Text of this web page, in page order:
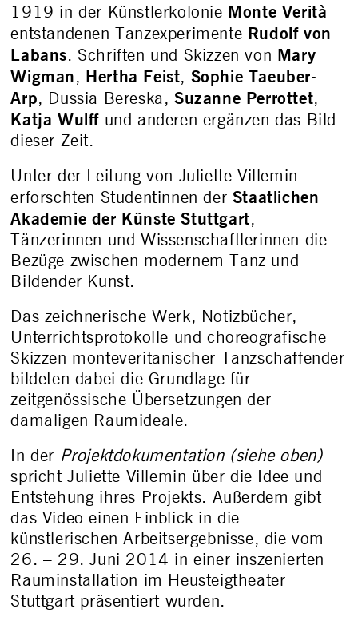
1919 in der Künstlerkolonie Monte Verità
entstandenen Tanzexperimente Rudolf von
Labans. Schriften und Skizzen von Mary
Wigman, Hertha Feist, Sophie Taeuber-
Arp, Dussia Bereska,Suzanne Perrottet,
Katja Wulff und anderen ergänzen das Bild
dieser Zeit.
Unter der Leitung von Juliette Villemin
erforschten Studentinnen der Staatlichen
Akademie der Künste Stuttgart,
Tänzerinnen und Wissenschaftlerinnen die
Bezüge zwischen modernem Tanz und
Bildender Kunst.
Das zeichnerische Werk, Notizbücher,
Unterrichtsprotokolle und choreografische
Skizzen monteveritanischer Tanzschaffender
bildeten dabei die Grundlage für
zeitgenössische Übersetzungen der
damaligen Raumideale.
In der Projektdokumentation (siehe oben)
spricht Juliette Villemin über die Idee und
Entstehung ihres Projekts. Außerdem gibt
das Video einen Einblick in die
künstlerischen Arbeitsergebnisse, die vom
26. – 29. Juni 2014 in einer inszenierten
Rauminstallation im Heusteigtheater
Stuttgart präsentiert wurden.